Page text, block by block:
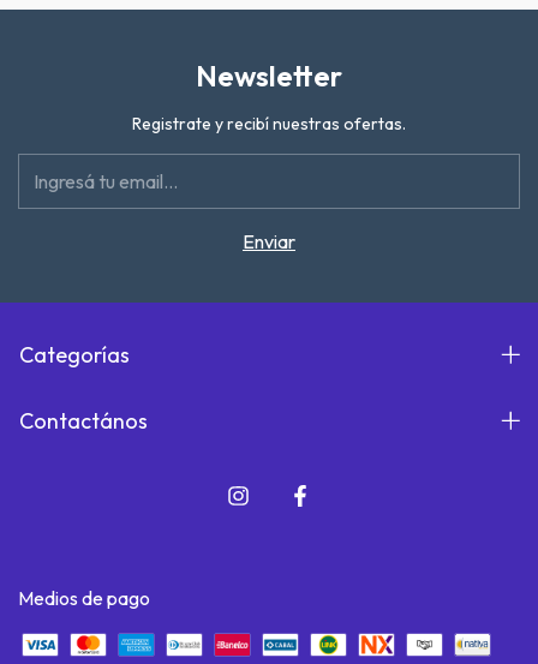
Newsletter
Registrate y recibí nuestras ofertas.
Categorías
Contactános
Medios de pago